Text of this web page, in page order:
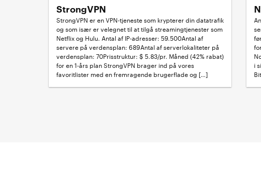
StrongVPN
StrongVPN er en VPN-tjeneste som krypterer din datatrafik
og som især er velegnet til at tilgå streamingtjenester som
Netflix og Hulu. Antal af IP-adresser: 59.500Antal af
servere på verdensplan: 689Antal af serverlokaliteter på
verdensplan: 70Prisstruktur: $ 5.83/pr. Måned (42% rabat)
for en 1-års plan StrongVPN brager ind på vores
favoritlister med en fremragende brugerflade og […]
i